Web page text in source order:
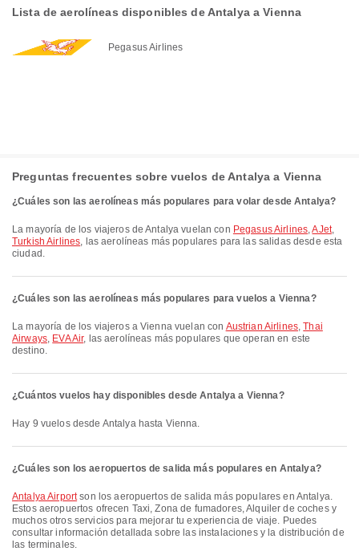
Lista de aerolíneas disponibles de Antalya a Vienna
Pegasus Airlines
Preguntas frecuentes sobre vuelos de Antalya a Vienna
¿Cuáles son las aerolíneas más populares para volar desde Antalya?
La mayoría de los viajeros de Antalya vuelan con Pegasus Airlines,AJet,
Turkish Airlines, las aerolíneas más populares para las salidas desde esta
ciudad.
¿Cuáles son las aerolíneas más populares para vuelos a Vienna?
La mayoría de los viajeros a Vienna vuelan con Austrian Airlines,Thai
Airways, EVA Air, las aerolíneas más populares que operan en este
destino.
¿Cuántos vuelos hay disponibles desde Antalya a Vienna?
Hay 9 vuelos desde Antalya hasta Vienna.
¿Cuáles son los aeropuertos de salida más populares en Antalya?
Antalya Airportson los aeropuertos de salida más populares en Antalya.
Estos aeropuertos ofrecen Taxi, Zona de fumadores, Alquiler de coches y
muchos otros servicios para mejorar tu experiencia de viaje. Puedes
consultar información detallada sobre las instalaciones y la distribución de
las terminales.